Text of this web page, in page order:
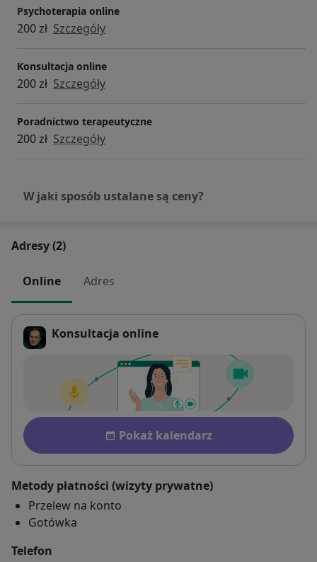
Psychoterapia online
200 zł Szczegóły
Konsultacja online
200 zł Szczegóły
Poradnictwo terapeutyczne
200 zł Szczegóły
W jaki sposób ustalane są ceny?
Adresy (2)
Online Adres
Konsultacja online
Dostępność
Pokaż kalendarz
Metody płatności (wizyty prywatne)
Przelew na konto
Gotówka
Telefon